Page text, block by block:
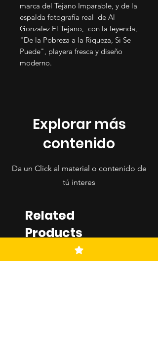
marca del Tejano Imparable, y de la
espalda fotografía real de Al
Gonzalez El Tejano, con la leyenda,
"De la Pobreza a la Riqueza, Si Se
Puede", playera fresca y diseño
moderno.
Explorar más
contenido
Da un Click al material o contenido de
tú interes
Related
Products